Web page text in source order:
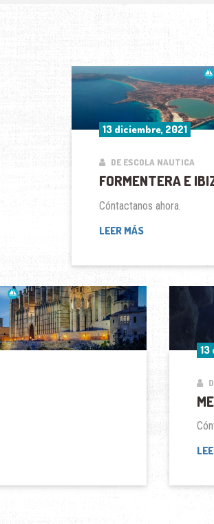
13 diciembre, 2021
DE ESCOLA NAUTICA
FORMENTERA E
Cóntactanos ahora.
LEER MÁSFORMENTERA
13